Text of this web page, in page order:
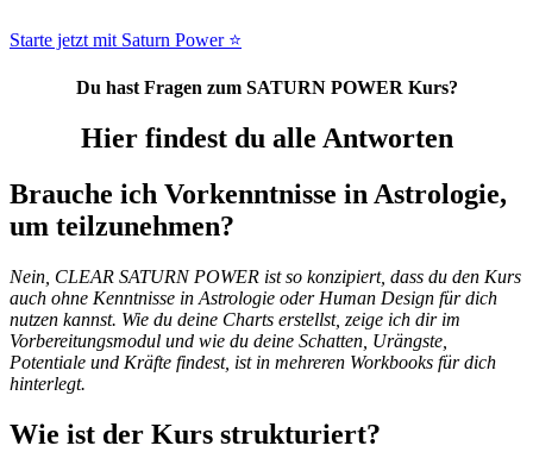
Starte jetzt mit Saturn Power ⭐
Du hast Fragen zum SATURN POWER Kurs?
Hier findest du alle Antworten
Brauche ich Vorkenntnisse in Astrologie,
um teilzunehmen?
Nein, CLEAR SATURN POWER ist so konzipiert, dass du den Kurs
auch ohne Kenntnisse in Astrologie oder Human Design für dich
nutzen kannst. Wie du deine Charts erstellst, zeige ich dir im
Vorbereitungsmodul und wie du deine Schatten, Urängste,
Potentiale und Kräfte findest, ist in mehreren Workbooks für dich
hinterlegt.
Wie ist der Kurs strukturiert?